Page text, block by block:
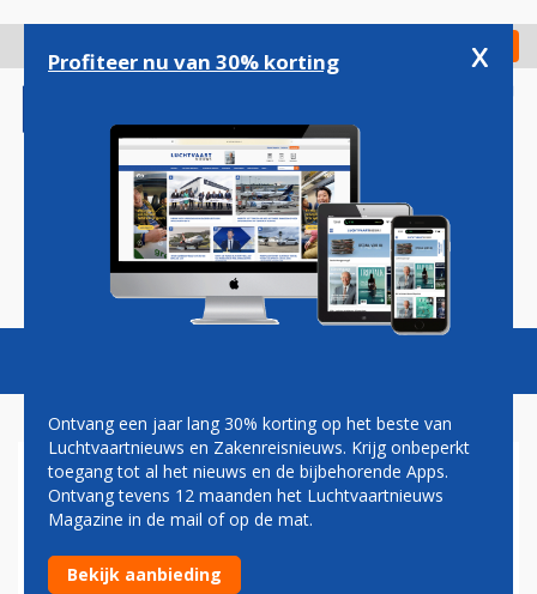
gaan
Check in
Magazine Podcasts Vacatures
LOT CREËERT NIEUWE
LUCHTBRUG NAAR AZIË
Profiteer nu van 30% korting x
Ontvang een jaar lang 30% korting op het beste van
Luchtvaartnieuws en Zakenreisnieuws. Krijg onbeperkt
toegang tot al het nieuws en de bijbehorende Apps.
Ontvang tevens 12 maanden het Luchtvaartnieuws
Magazine in de mail of op de mat.
Bekijk aanbieding